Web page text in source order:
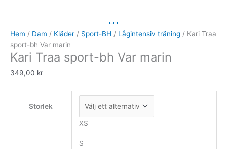
Hem / Dam / Kläder / Sport-BH / Lågintensiv träning / Kari Traa
sport-bh Var marin
Kari Traa sport-bh Var marin
349,00 kr
Storlek
XS
S
bh
Var
marin